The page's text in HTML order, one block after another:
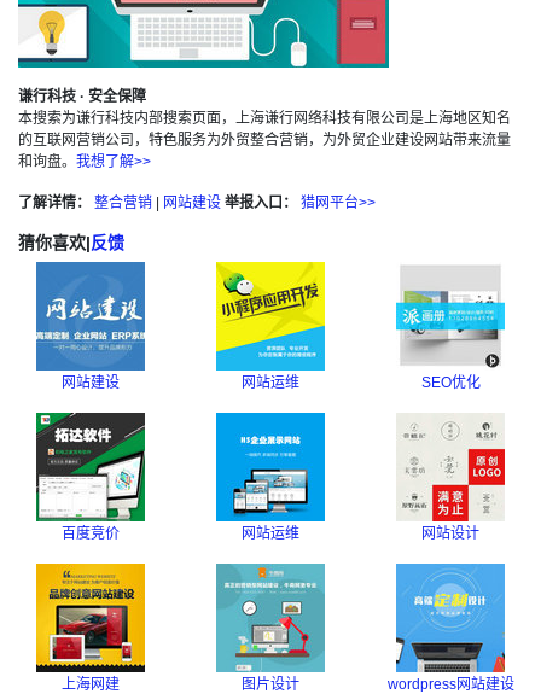
谦行科技 · 安全保障
本搜索为谦行科技内部搜索页面，上海谦行网络科技有限公司是上海地区知名
的互联网营销公司，特色服务为外贸整合营销，为外贸企业建设网站带来流量
和询盘。 我想了解>>
了解详情： 整合营销 网站建设 举报入口： 猎网平台>>
猜你喜欢|反馈
网站建设 网站运维 SEO优化
百度竞价 网站运维 网站设计
上海网建 图片设计 wordpress网站建设